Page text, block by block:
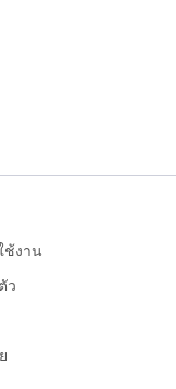
ช้งาน
ว